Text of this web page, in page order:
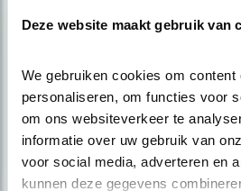
Deze website maakt gebruik van
We gebruiken cookies om content
personaliseren, om functies voor
om ons websiteverkeer te
informatie over uw gebruik van
voor social media, adverteren en
kunnen deze gegevens
Op de hoogte blijven?
over vogels en activiteiten van